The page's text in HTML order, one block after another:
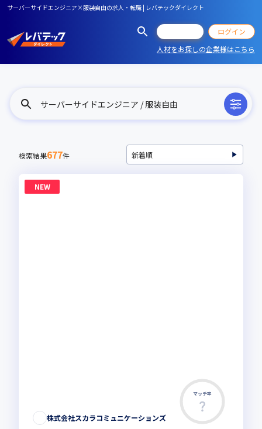
サーバーサイドエンジニア×服装自由の求人・転職 | レバテックダイレクト
ログイン
人材をお探しの企業様はこちら
サーバーサイドエンジニア / 服装自由
検索結果677件
NEW
マッチ率
株式会社スカラコミュニケーションズ